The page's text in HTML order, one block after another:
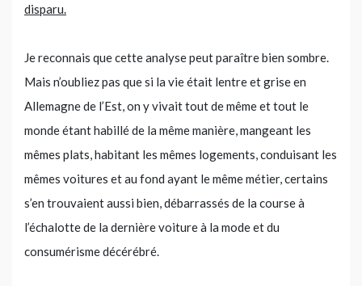
disparu.
Je reconnais que cette analyse peut paraître bien sombre.
Mais n’oubliez pas que si la vie était lentre et grise en
Allemagne de l’Est, on y vivait tout de même et tout le
monde étant habillé de la même manière, mangeant les
mêmes plats, habitant les mêmes logements, conduisant les
mêmes voitures et au fond ayant le même métier, certains
s’en trouvaient aussi bien, débarrassés de la course à
l’échalotte de la dernière voiture à la mode et du
consumérisme décérébré.